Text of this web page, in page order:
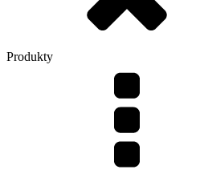
Produkty